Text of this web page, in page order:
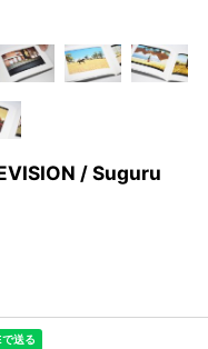
/ Suguru